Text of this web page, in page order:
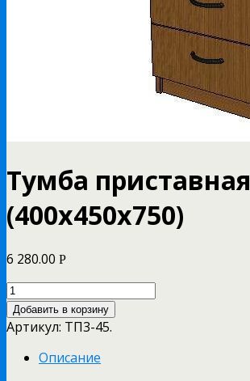
Тумба приставная
(400х450х750)
6 280.00 Р
Добавить в корзину
Артикул: ТП3-45.
Описание